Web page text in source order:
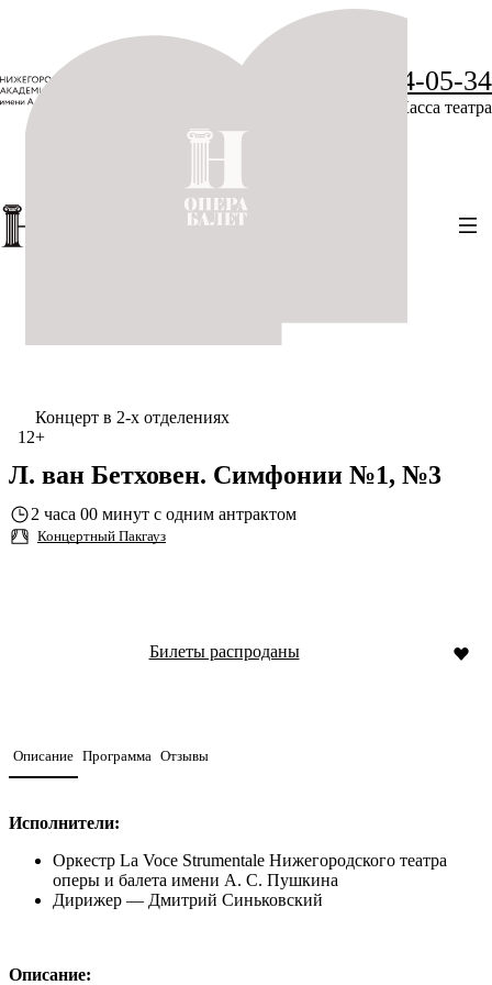
+7 (831) 234-05-34
Касса театра
Концерт в 2-х отделениях
12+
Л. ван Бетховен. Симфонии №1, №3
2 часа 00 минут с одним антрактом
Концертный Пакгауз
Билеты распроданы
Описание Программа Отзывы
Исполнители:
Оркестр La Voce Strumentale Нижегородского театра
оперы и балета имени А. С. Пушкина
Дирижер — Дмитрий Синьковский
Описание: